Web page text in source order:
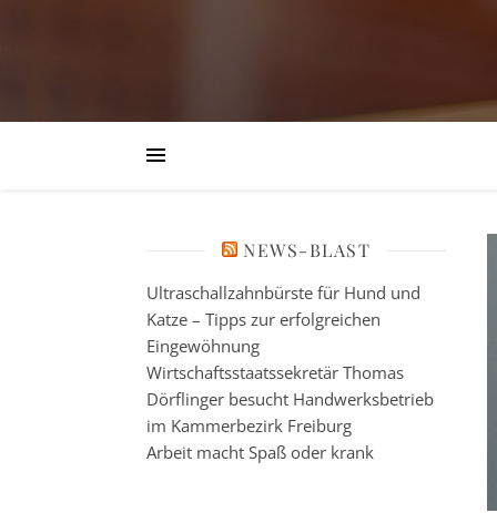
NEWS-BLAST
Ultraschallzahnbürste für Hund und
Katze – Tipps zur erfolgreichen
Eingewöhnung
Wirtschaftsstaatssekretär Thomas
Dörflinger besucht Handwerksbetrieb
im Kammerbezirk Freiburg
Arbeit macht Spaß oder krank